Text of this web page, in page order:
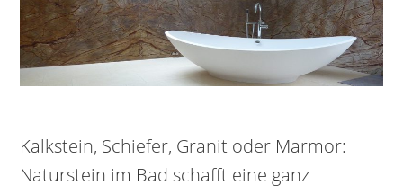
Kalkstein, Schiefer, Granit oder Marmor:
Naturstein im Bad schafft eine ganz